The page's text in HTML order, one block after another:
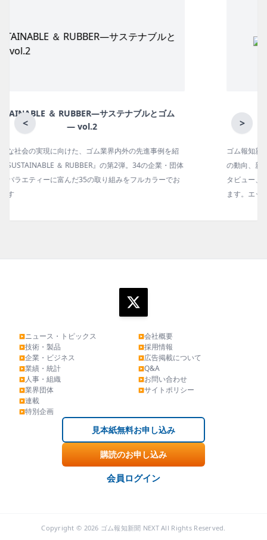
< >
紹
団体
お
月刊ラバーインダストリー／単品
ゴム報知新聞の姉妹誌。ゴム・エラストマー製品・市場分野別
の動向、新製品・技術、原材料動向、設備・機械の紹介、イン
タビュー、海外企業情報、統計などをコンパクトに掲載してい
▶ニュース・トピックス
▶技術・製品
▶企業・ビジネス
▶業績・統計
▶人事・組織
▶業界団体
▶連載
▶特別企画
▶会社概要
▶採用情報
▶広告掲載について
▶Q&A
▶お問い合わせ
▶サイトポリシー
見本紙無料お申し込み
購読のお申し込み
会員ログイン
Copyright © 2026 ゴム報知新聞 NEXT All Rights Reserved.